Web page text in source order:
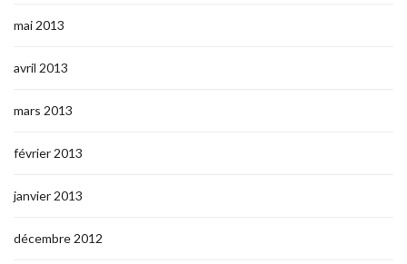
mai 2013
avril 2013
mars 2013
février 2013
janvier 2013
décembre 2012